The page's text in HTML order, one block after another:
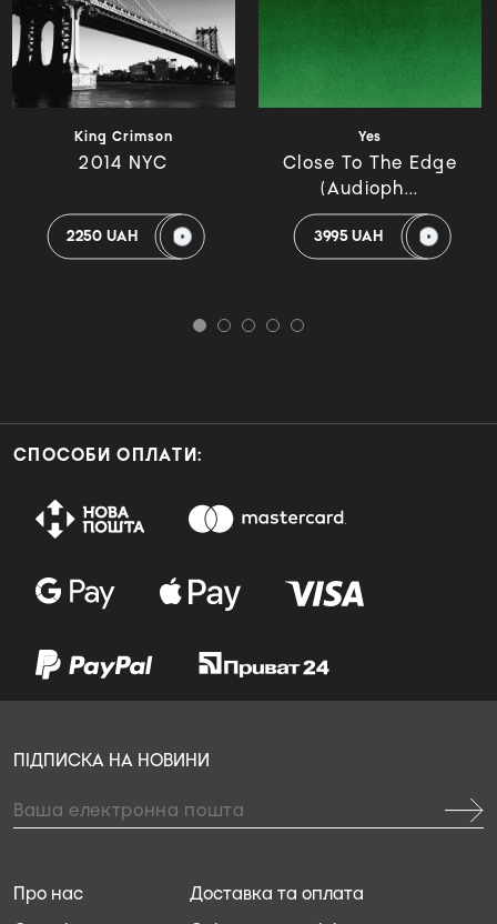
King Crimson
2014 NYC
2250 UAH
Yes
Close To The Edge
(Audioph...
3995 UAH
СПОСОБИ ОПЛАТИ:
Доставка та оплата
Про нас
ПІДПИСКА НА НОВИНИ